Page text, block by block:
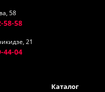
58
58-58
21
44-04
Каталог